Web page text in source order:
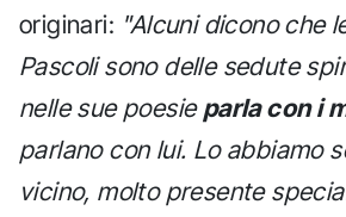
originari: "Alcuni dicono che
Pascoli sono delle sedute
nelle sue poesie parla con i
parlano con lui. Lo abbiamo
vicino, molto presente